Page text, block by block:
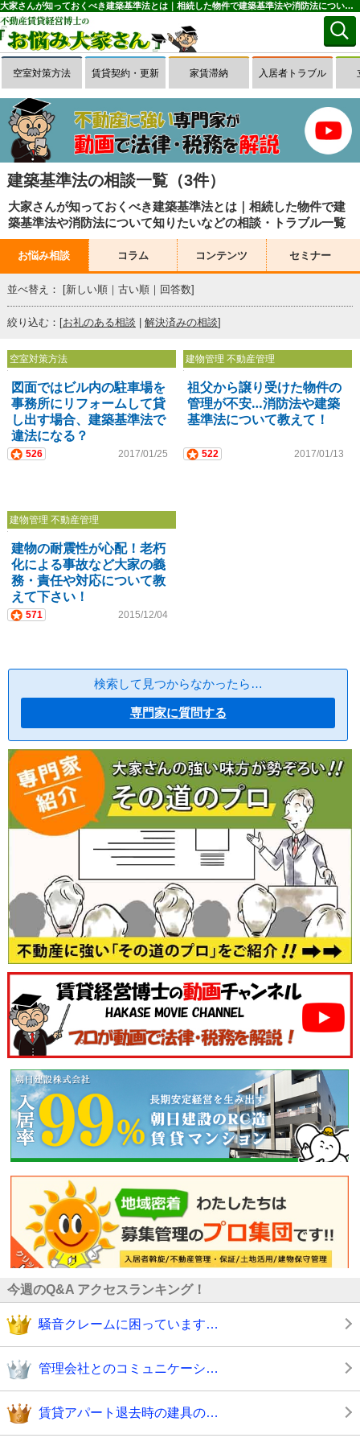
大家さんが知っておくべき建築基準法とは｜相続した物件で建築基準法や消防法について知りたいなどの相談・トラブル一覧(1～3件目)｜お悩み大家さん
空室対策方法 賃貸契約・更新 家賃滞納 入居者トラブル
建築基準法の相談一覧（3件）
大家さんが知っておくべき建築基準法とは｜相続した物件で建
築基準法や消防法について知りたいなどの相談・トラブル一覧
お悩み相談 コラム コンテンツ セミナー
並べ替え： [新しい順｜ 古い順｜ 回答数]
絞り込む：[お礼のある相談 | 解決済みの相談]
空室対策方法
図面ではビル内の駐車場を
事務所にリフォームして貸
し出す場合、建築基準法で
違法になる？
526 2017/01/25
建物管理 不動産管理
祖父から譲り受けた物件の
管理が不安…消防法や建築
基準法について教えて！
522 2017/01/13
建物管理 不動産管理
建物の耐震性が心配！老朽
化による事故など大家の義
務・責任や対応について教
えて下さい！
571 2015/12/04
検索して見つからなかったら…
専門家に質問する
今週のQ&A アクセスランキング！
騒音クレームに困っています…
管理会社とのコミュニケーシ…
賃貸アパート退去時の建具の…